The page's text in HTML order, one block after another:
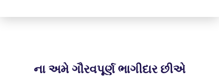
ના અમે ગૌરવપૂર્ણ ભાગીદાર છીએ